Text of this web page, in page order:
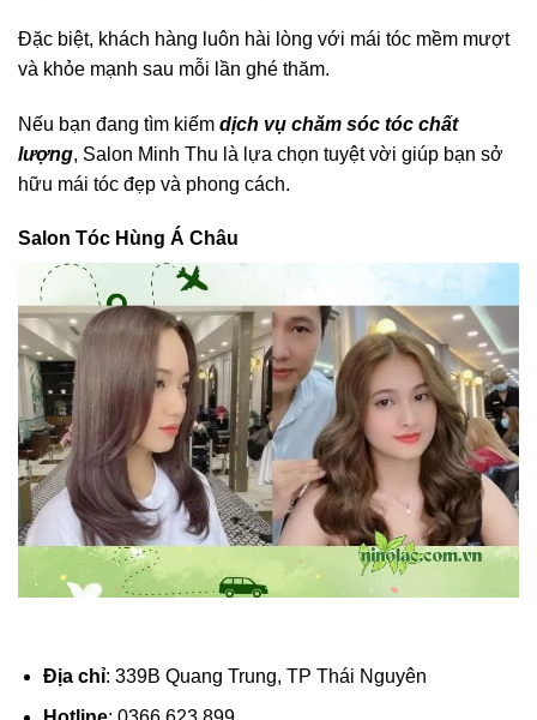
Đặc biệt, khách hàng luôn hài lòng với mái tóc mềm mượt
và khỏe mạnh sau mỗi lần ghé thăm.
Nếu bạn đang tìm kiếm dịch vụ chăm sóc tóc chất
lượng, Salon Minh Thu là lựa chọn tuyệt vời giúp bạn sở
hữu mái tóc đẹp và phong cách.
Salon Tóc Hùng Á Châu
Địa chỉ: 339B Quang Trung, TP Thái Nguyên